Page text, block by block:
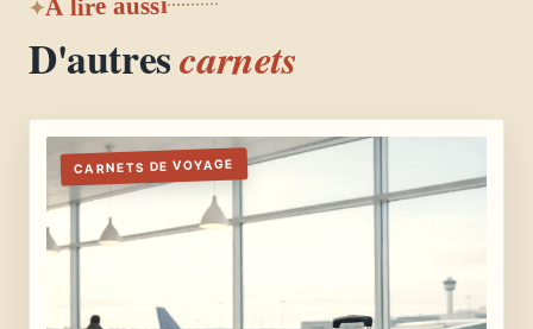
À lire aussi
D'autrescarnets
CARNETS DE VOYAGE